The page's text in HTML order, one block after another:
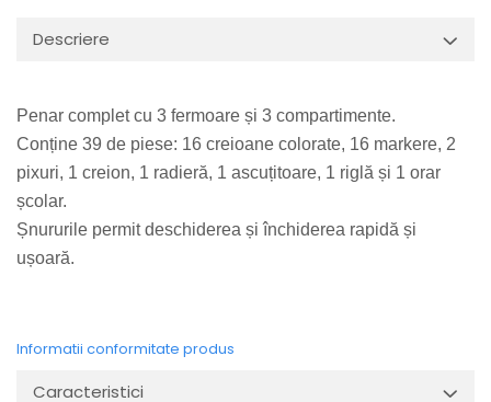
Descriere
Penar complet cu 3 fermoare și 3 compartimente.
Conține 39 de piese: 16 creioane colorate, 16 markere, 2
pixuri, 1 creion, 1 radieră, 1 ascuțitoare, 1 riglă și 1 orar
școlar.
Șnururile permit deschiderea și închiderea rapidă și
ușoară.
Informatii conformitate produs
Caracteristici